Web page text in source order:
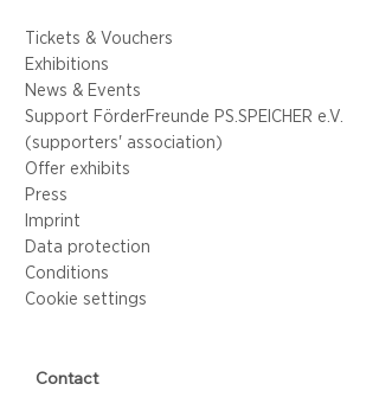
Tickets & Vouchers
Exhibitions
News & Events
Support FörderFreunde PS.SPEICHER e.V.
(supporters' association)
Offer exhibits
Press
Imprint
Data protection
Conditions
Cookie settings
Contact